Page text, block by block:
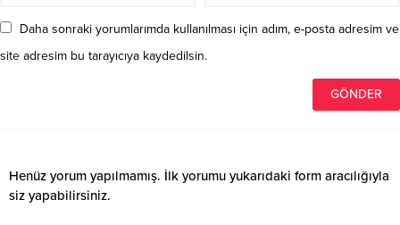
Daha sonraki yorumlarımda kullanılması için adım, e-posta adresim ve
site adresim bu tarayıcıya kaydedilsin.
Henüz yorum yapılmamış. İlk yorumu yukarıdaki form aracılığıyla
siz yapabilirsiniz.